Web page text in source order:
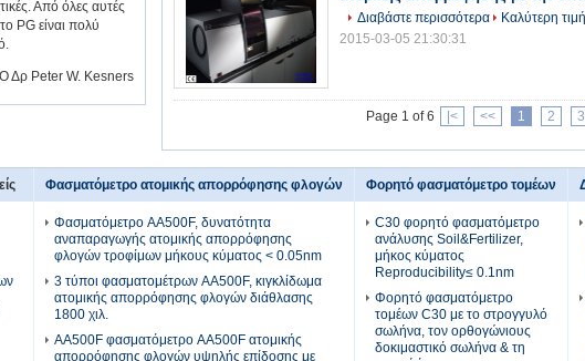
Από όλες αυτές
PG είναι πολύ
Peter W. Kesners
Διαβάστε περισσότερα
Καλύτερη τιμή
2015-03-05 21:30:31
Page 1 of 6 |< << 1 2 3
Φασματόμετρο ατομικής απορρόφησης φλογών
Φασματόμετρο AA500F, δυνατότητα
αναπαραγωγής ατομικής απορρόφησης
φλογών τροφίμων μήκους κύματος < 0.05nm
3 τύποι φασματομέτρων AA500F, κιγκλίδωμα
ατομικής απορρόφησης φλογών διάθλασης
1800 χιλ.
AA500F φασματόμετρο AA500F ατομικής
απορρόφησης φλογών υψηλής επίδοσης με
Φορητό φασματόμετρο τομέων
C30 φορητό φασματόμετρο
ανάλυσης Soil&Fertilizer,
μήκος κύματος
Reproducibility≤ 0.1nm
Φορητό φασματόμετρο
τομέων C30 με το στρογγυλό
σωλήνα, τον ορθογώνιους
δοκιμαστικό σωλήνα & τη